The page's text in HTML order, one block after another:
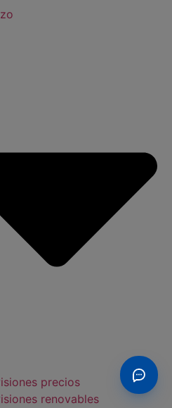
precios
renovables